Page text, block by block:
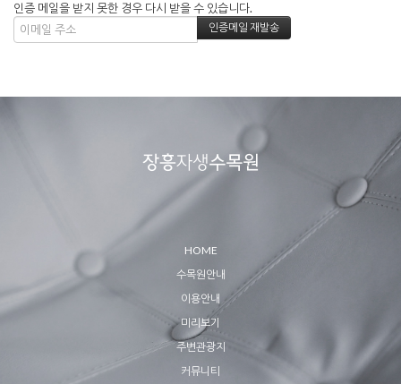
인증 메일을 받지 못한 경우 다시 받을 수 있습니다.
HOME
수목원안내
이용안내
미리보기
주변관광지
커뮤니티